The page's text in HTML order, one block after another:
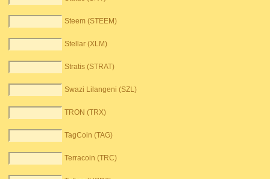
Steem (STEEM)
Stellar (XLM)
Stratis (STRAT)
Swazi Lilangeni (SZL)
TRON (TRX)
TagCoin (TAG)
Terracoin (TRC)